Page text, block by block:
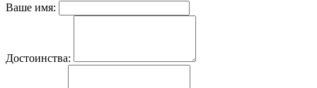
Ваше имя:
Достоинства: